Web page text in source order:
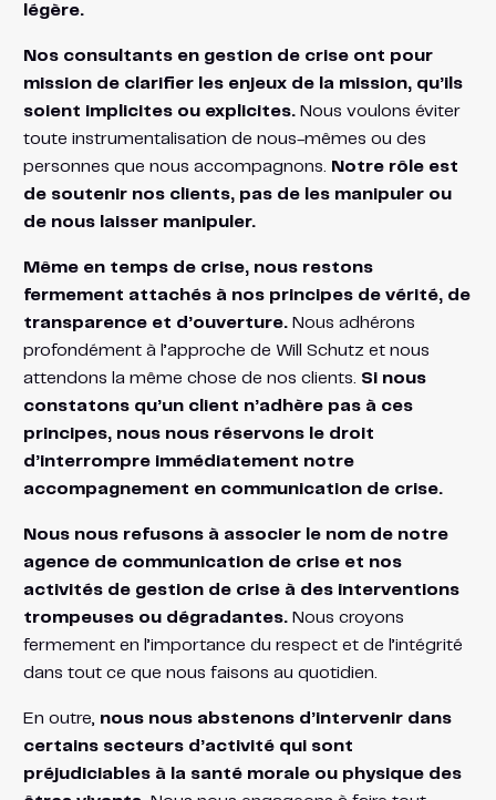
légère.
Nos consultants en gestion de crise ont pour
mission de clarifier les enjeux de la mission, qu’ils
soient implicites ou explicites.Nous voulons éviter
toute instrumentalisation de nous-mêmes ou des
personnes que nous accompagnons. Notre rôle est
de soutenir nos clients, pas de les manipuler ou
de nous laisser manipuler.
Même en temps de crise, nous restons
fermement attachés à nos principes de vérité, de
transparence et d’ouverture.Nous adhérons
profondément à l’approche de Will Schutz et nous
attendons la même chose de nos clients. Si nous
constatons qu’un client n’adhère pas à ces
principes, nous nous réservons le droit
d’interrompre immédiatement notre
accompagnement en communication de crise.
Nous nous refusons à associer le nom de notre
agence de communication de crise et nos
activités de gestion de crise à des interventions
trompeuses ou dégradantes.Nous croyons
fermement en l’importance du respect et de l’intégrité
dans tout ce que nous faisons au quotidien.
En outre, nous nous abstenons d’intervenir dans
certains secteurs d’activité qui sont
préjudiciables à la santé morale ou physique des